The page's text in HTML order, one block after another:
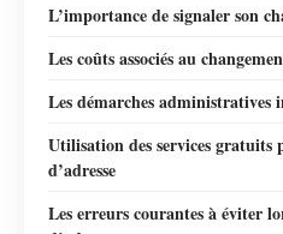
L’importance de signaler son
Les coûts associés au
Les démarches administratives
Utilisation des services gratuits
d’adresse
Les erreurs courantes à éviter